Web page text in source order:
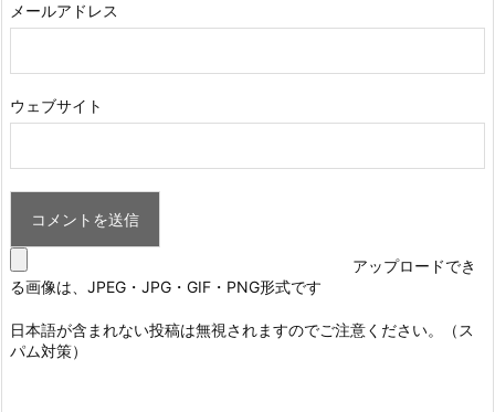
メールアドレス
ウェブサイト
アップロードでき
る画像は、JPEG・JPG・GIF・PNG形式です
日本語が含まれない投稿は無視されますのでご注意ください。（ス
パム対策）